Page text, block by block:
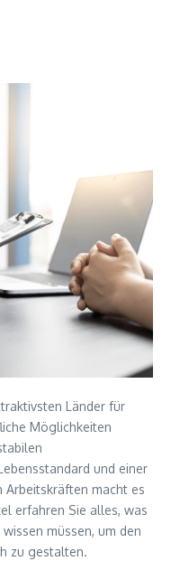
Länder für
Möglichkeiten
und einer
Arbeitskräften macht es
erfahren Sie alles, was
müssen, um den
zu gestalten.